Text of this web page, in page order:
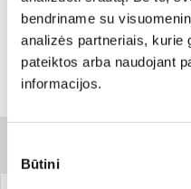
bendriname su
analizės partneriais, kurie
pateiktos arba naudojant
informacijos.
pasirinkimas
Būtini
Skambinti:
+370 694